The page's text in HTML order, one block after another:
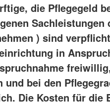
die Pflegegeld
) sind
in
und bei den
Die Kosten für die